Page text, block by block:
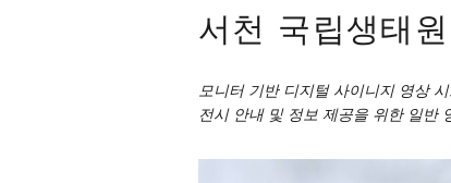
서천 국립생태원
모니터 기반 디지털 사이니지 영상
전시 안내 및 정보 제공을 위한 일반